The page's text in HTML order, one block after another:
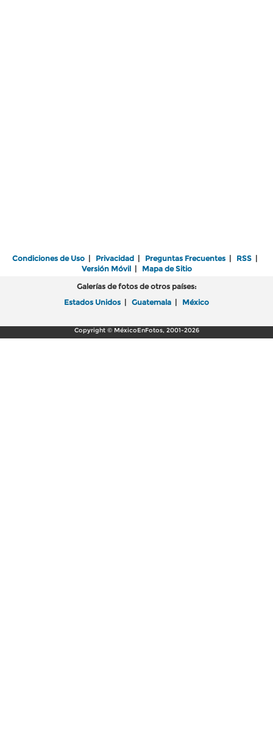
Condiciones de Uso | Privacidad | Preguntas Frecuentes | RSS |
Versión Móvil| Mapa de Sitio
Galerías de fotos de otros países:
Estados Unidos | Guatemala | México
Copyright © MéxicoEnFotos, 2001-2026